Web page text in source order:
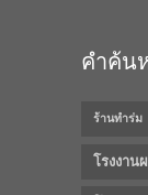
คำค้น
ร้านทำร่ม
โรงงาน